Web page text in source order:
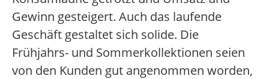
Gewinn gesteigert. Auch das laufende
Geschäft gestaltet sich solide. Die
Frühjahrs- und Sommerkollektionen seien
von den Kunden gut angenommen worden,